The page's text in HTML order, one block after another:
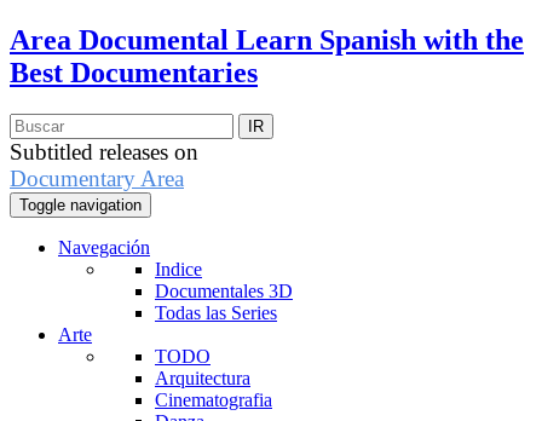
Area Documental Learn Spanish with the
Best Documentaries
Subtitled releases on
Documentary Area
Toggle navigation
Navegación
Indice
Documentales 3D
Todas las Series
Arte
TODO
Arquitectura
Cinematografia